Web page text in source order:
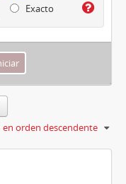
Exacto
en orden descendente